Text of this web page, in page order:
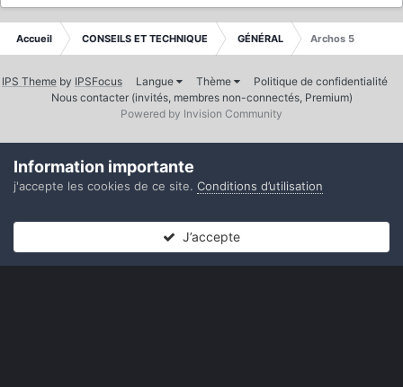
Accueil CONSEILS ET TECHNIQUE GÉNÉRAL Archos 5
IPS Theme by IPSFocus Langue Thème
Politique de confidentialité
Nous contacter (invités, membres non-connectés, Premium)
Powered by Invision Community
Information importante
j'accepte les cookies de ce site. Conditions d’utilisation
J’accepte